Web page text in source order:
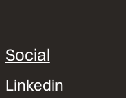
Social
Linkedin